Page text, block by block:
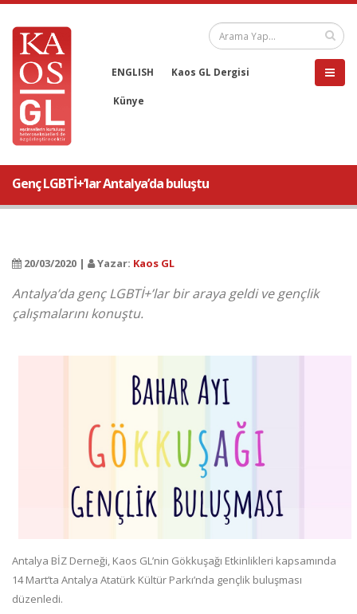
ENGLISH Kaos GL Dergisi
Künye
Genç LGBTİ+’lar Antalya’da buluştu
20/03/2020 | Yazar: Kaos GL
Antalya’da genç LGBTİ+’lar bir araya geldi ve gençlik
çalışmalarını konuştu.
Antalya BİZ Derneği, Kaos GL’nin Gökkuşağı Etkinlikleri kapsamında
14 Mart’ta Antalya Atatürk Kültür Parkı’nda gençlik buluşması
düzenledi.